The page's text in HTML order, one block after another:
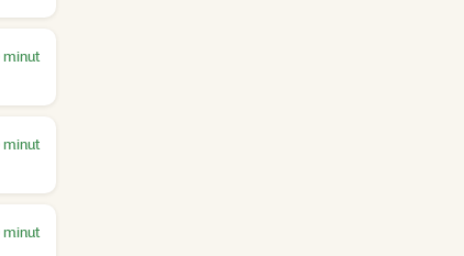
minut
minut
minut